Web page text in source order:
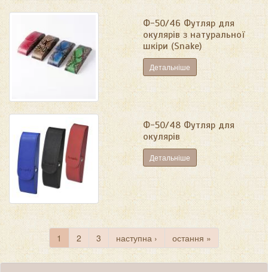
Ф-50/46 Футляр для
окулярів з натуральної
шкіри (Snake)
Детальніше
Ф-50/48 Футляр для
окулярів
Детальніше
1 2 3 наступна › остання »